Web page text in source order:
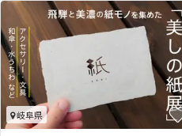
岐阜県